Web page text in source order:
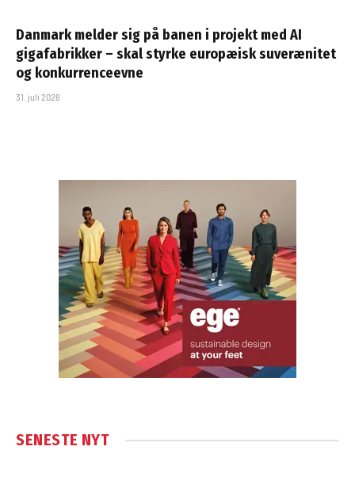
Danmark melder sig på banen i projekt med AI
gigafabrikker – skal styrke europæisk suverænitet
og konkurrenceevne
31. juli 2026
SENESTE NYT